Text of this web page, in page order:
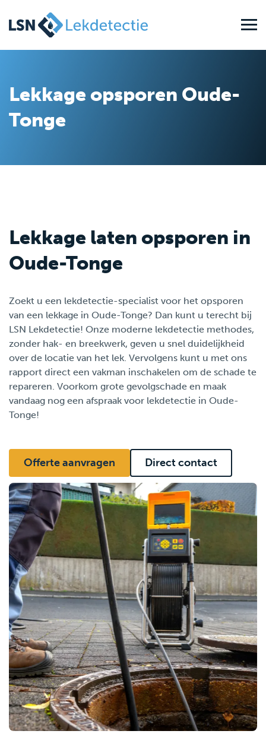
Lekkage opsporen Oude-
Tonge
Lekkage laten opsporen in
Oude-Tonge
Zoekt u een lekdetectie-specialist voor het opsporen
van een lekkage in Oude-Tonge? Dan kunt u terecht bij
LSN Lekdetectie! Onze moderne lekdetectie methodes,
zonder hak- en breekwerk, geven u snel duidelijkheid
over de locatie van het lek. Vervolgens kunt u met ons
rapport direct een vakman inschakelen om de schade te
repareren. Voorkom grote gevolgschade en maak
vandaag nog een afspraak voor lekdetectie in Oude-
Tonge!
Offerte aanvragen Direct contact